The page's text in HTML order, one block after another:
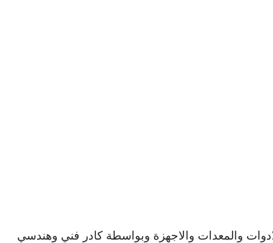
والمعدات والاجهزة وبواسطة كادر فني وهندسي